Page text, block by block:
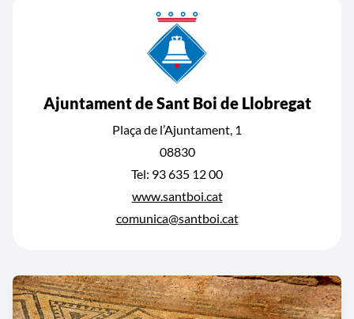
Ajuntament de Sant Boi de Llobregat
Plaça de l’Ajuntament, 1
08830
Tel: 93 635 12 00
www.santboi.cat
comunica@santboi.cat